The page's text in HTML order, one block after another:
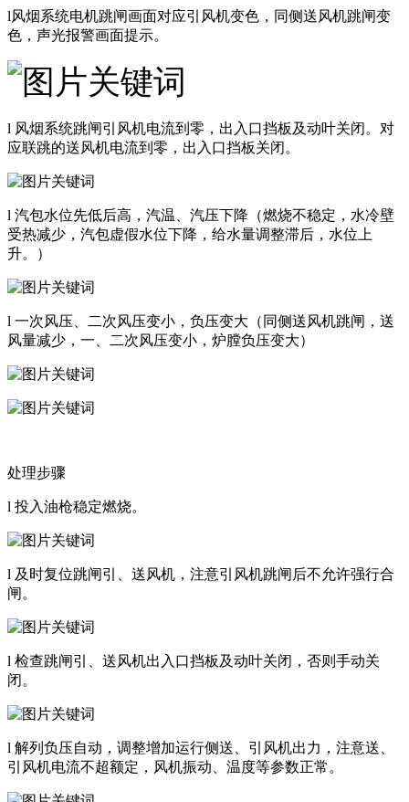
l风烟系统电机跳闸画面对应引风机变色，同侧送风机跳闸变
色，声光报警画面提示。
l 风烟系统跳闸引风机电流到零，出入口挡板及动叶关闭。对
应联跳的送风机电流到零，出入口挡板关闭。
l 汽包水位先低后高，汽温、汽压下降（燃烧不稳定，水冷壁
受热减少，汽包虚假水位下降，给水量调整滞后，水位上
升。）
l 一次风压、二次风压变小，负压变大（同侧送风机跳闸，送
风量减少，一、二次风压变小，炉膛负压变大）
处理步骤
l 投入油枪稳定燃烧。
l 及时复位跳闸引、送风机，注意引风机跳闸后不允许强行合
闸。
l 检查跳闸引、送风机出入口挡板及动叶关闭，否则手动关
闭。
l 解列负压自动，调整增加运行侧送、引风机出力，注意送、
引风机电流不超额定，风机振动、温度等参数正常。